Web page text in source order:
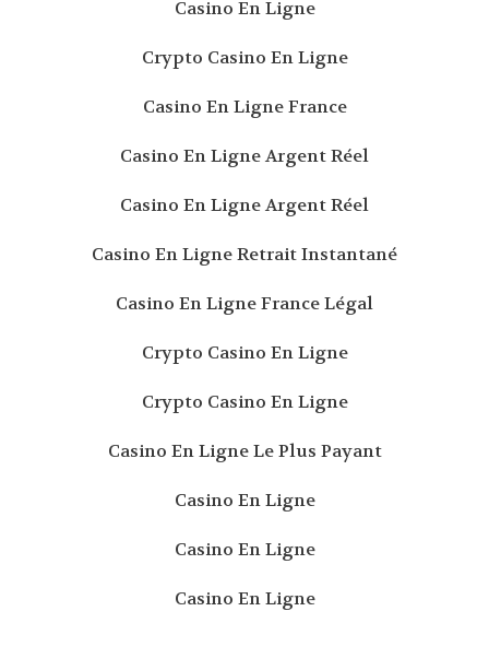
Casino En Ligne
Crypto Casino En Ligne
Casino En Ligne France
Casino En Ligne Argent Réel
Casino En Ligne Argent Réel
Casino En Ligne Retrait Instantané
Casino En Ligne France Légal
Crypto Casino En Ligne
Crypto Casino En Ligne
Casino En Ligne Le Plus Payant
Casino En Ligne
Casino En Ligne
Casino En Ligne